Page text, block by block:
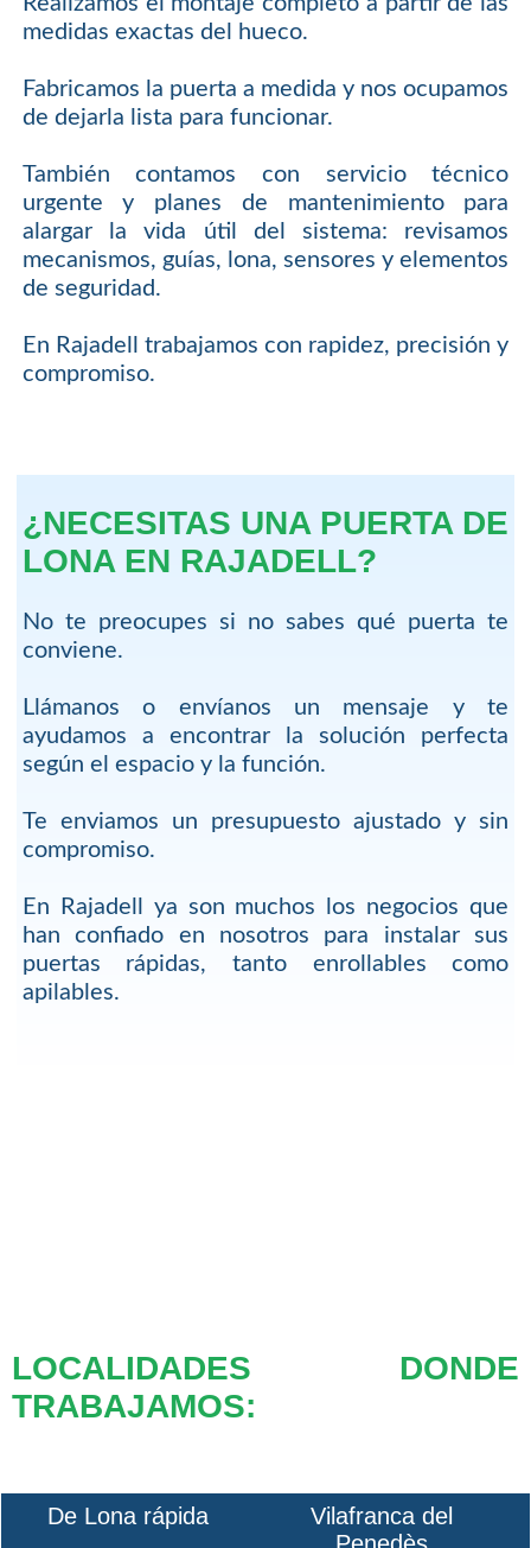
medidas exactas del hueco.
Fabricamos la puerta a medida y nos ocupamos
de dejarla lista para funcionar.
También contamos con servicio técnico
urgente y planes de mantenimiento para
alargar la vida útil del sistema: revisamos
mecanismos, guías, lona, sensores y elementos
de seguridad.
En Rajadell trabajamos con rapidez, precisión y
compromiso.
¿NECESITAS UNA PUERTA DE
LONA EN RAJADELL?
No te preocupes si no sabes qué puerta te
conviene.
Llámanos o envíanos un mensaje y te
ayudamos a encontrar la solución perfecta
según el espacio y la función.
Te enviamos un presupuesto ajustado y sin
compromiso.
En Rajadell ya son muchos los negocios que
han confiado en nosotros para instalar sus
puertas rápidas, tanto enrollables como
apilables.
LOCALIDADES DONDE
TRABAJAMOS:
De Lona rápida
Vilafranca del